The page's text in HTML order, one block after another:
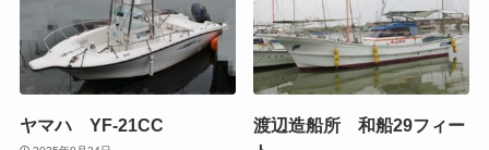
ヤマハ YF-21CC
渡辺造船所 和船29フィー